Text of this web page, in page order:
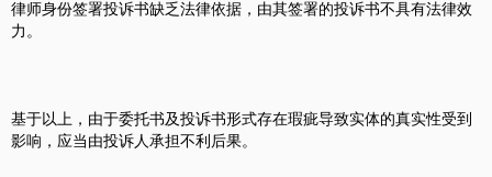
律师身份签署投诉书缺乏法律依据，由其签署的投诉书不具有法律效
力。
基于以上，由于委托书及投诉书形式存在瑕疵导致实体的真实性受到
影响，应当由投诉人承担不利后果。